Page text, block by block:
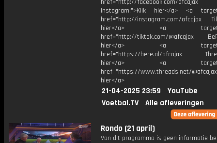
href="http://facebook.com/afcajax
Instagram:">Klik hier</a> <a
href="http://instagram.com/afcajax
hier</a> <a
href="http://tiktok.com/@afcajax
hier</a> <a
href="https://bere.al/afcajax
hier</a> <a
href="https://www.threads.net/
hier</a>
21-04-2025 23:59
YouTube
Voetbal.TV
Alle afleveringen
Rondo (21 april)
Van dit programma is geen informatie